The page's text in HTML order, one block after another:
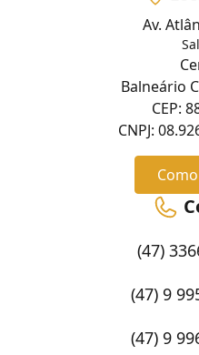
Av.
Balneário
CEP:
CNPJ:
(47)
(47) 9
(47) 9